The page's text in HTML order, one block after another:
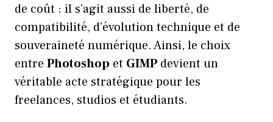
de coût : il s’agit aussi de liberté, de
compatibilité, d’évolution technique et de
souveraineté numérique. Ainsi, le choix
entre Photoshop et GIMP devient un
véritable acte stratégique pour les
freelances, studios et étudiants.